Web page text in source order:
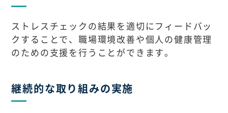
ストレスチェックの結果を適切にフィードバッ
クすることで、職場環境改善や個人の健康管理
のための支援を行うことができます。
継続的な取り組みの実施